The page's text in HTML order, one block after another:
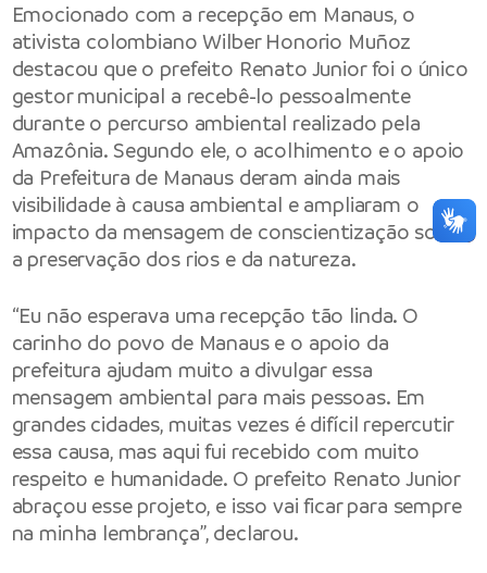
Emocionado com a recepção em Manaus, o
ativista colombiano Wilber Honorio Muñoz
destacou que o prefeito Renato Junior foi o único
gestor municipal a recebê-lo pessoalmente
durante o percurso ambiental realizado pela
Amazônia. Segundo ele, o acolhimento e o apoio
da Prefeitura de Manaus deram ainda mais
visibilidade à causa ambiental e ampliaram o
impacto da mensagem de conscientização sobre
a preservação dos rios e da natureza.
“Eu não esperava uma recepção tão linda. O
carinho do povo de Manaus e o apoio da
prefeitura ajudam muito a divulgar essa
mensagem ambiental para mais pessoas. Em
grandes cidades, muitas vezes é difícil repercutir
essa causa, mas aqui fui recebido com muito
respeito e humanidade. O prefeito Renato Junior
abraçou esse projeto, e isso vai ficar para sempre
na minha lembrança”, declarou.